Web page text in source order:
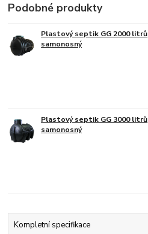
Podobné produkty
Plastový septik GG 2000 litrů
samonosný
Plastový septik GG 3000 litrů
samonosný
Kompletní specifikace